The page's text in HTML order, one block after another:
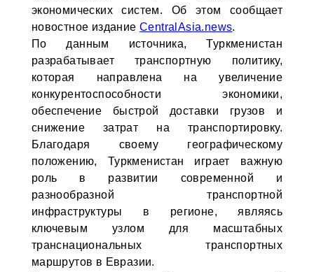
экономических систем. Об этом сообщает
новостное издание CentralAsia.news.
По данным источника, Туркменистан
разрабатывает транспортную политику,
которая направлена на увеличение
конкурентоспособности экономики,
обеспечение быстрой доставки грузов и
снижение затрат на транспортировку.
Благодаря своему географическому
положению, Туркменистан играет важную
роль в развитии современной и
разнообразной транспортной
инфраструктуры в регионе, являясь
ключевым узлом для масштабных
транснациональных транспортных
маршрутов в Евразии.